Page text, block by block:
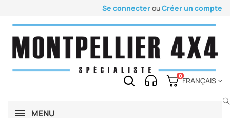
Se connecterouCréer un compte
0
FRANÇAIS
MENU